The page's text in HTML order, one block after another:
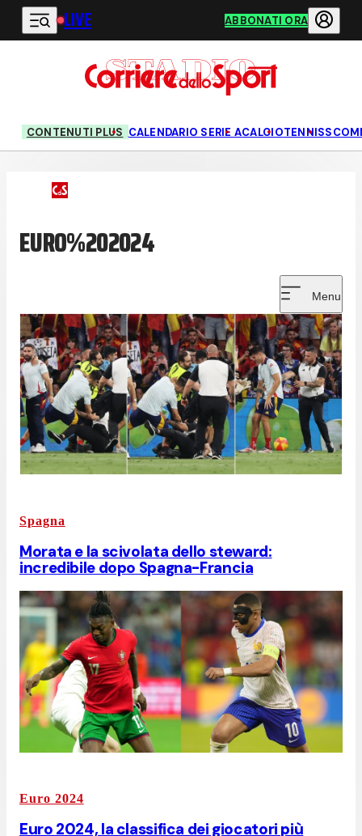
Vai al contenuto principale
LIVE ABBONATI ORA
CONTENUTI PLUS CALENDARIO SERIE ACALCIOTENNIS
EURO%202024
Menu
Spagna
Morata e la scivolata dello steward:
incredibile dopo Spagna-Francia
Euro 2024
Euro 2024, la classifica dei giocatori più